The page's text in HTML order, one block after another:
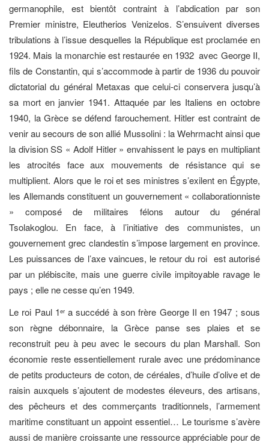
germanophile, est bientôt contraint à l’abdication par son
Premier ministre, Eleutherios Venizelos. S’ensuivent diverses
tribulations à l’issue desquelles la République est proclamée en
1924. Mais la monarchie est restaurée en 1932 avec George II,
fils de Constantin, qui s’accommode à partir de 1936 du pouvoir
dictatorial du général Metaxas que celui-ci conservera jusqu’à
sa mort en janvier 1941. Attaquée par les Italiens en octobre
1940, la Grèce se défend farouchement. Hitler est contraint de
venir au secours de son allié Mussolini : la Wehrmacht ainsi que
la division SS « Adolf Hitler » envahissent le pays en multipliant
les atrocités face aux mouvements de résistance qui se
multiplient. Alors que le roi et ses ministres s’exilent en Égypte,
les Allemands constituent un gouvernement « collaborationniste
» composé de militaires félons autour du général
Tsolakoglou. En face, à l’initiative des communistes, un
gouvernement grec clandestin s’impose largement en province.
Les puissances de l’axe vaincues, le retour du roi est autorisé
par un plébiscite, mais une guerre civile impitoyable ravage le
pays ; elle ne cesse qu’en 1949.
Le roi Paul 1era succédé à son frère George II en 1947 ; sous
son règne débonnaire, la Grèce panse ses plaies et se
reconstruit peu à peu avec le secours du plan Marshall. Son
économie reste essentiellement rurale avec une prédominance
de petits producteurs de coton, de céréales, d’huile d’olive et de
raisin auxquels s’ajoutent de modestes éleveurs, des artisans,
des pêcheurs et des commerçants traditionnels, l’armement
maritime constituant un appoint essentiel… Le tourisme s’avère
aussi de manière croissante une ressource appréciable pour de